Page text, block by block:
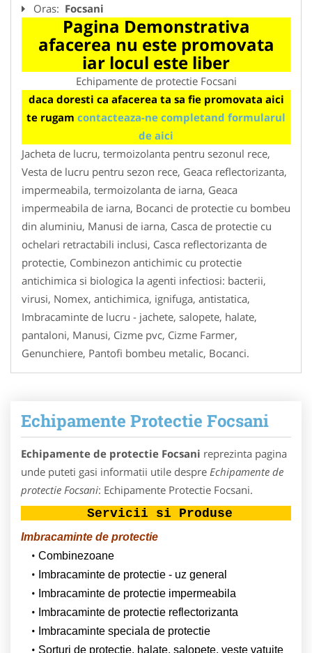
Oras: Focsani
Pagina Demonstrativa
afacerea nu este promovata
iar locul este liber
Echipamente de protectie Focsani
daca doresti ca afacerea ta sa fie promovata aici
te rugam contacteaza-ne completand formularul
de aici
Jacheta de lucru, termoizolanta pentru sezonul rece,
Vesta de lucru pentru sezon rece, Geaca reflectorizanta,
impermeabila, termoizolanta de iarna, Geaca
impermeabila de iarna, Bocanci de protectie cu bombeu
din aluminiu, Manusi de iarna, Casca de protectie cu
ochelari retractabili inclusi, Casca reflectorizanta de
protectie, Combinezon antichimic cu protectie
antichimica si biologica la agenti infectiosi: bacterii,
virusi, Nomex, antichimica, ignifuga, antistatica,
Imbracaminte de lucru - jachete, salopete, halate,
pantaloni, Manusi, Cizme pvc, Cizme Farmer,
Genunchiere, Pantofi bombeu metalic, Bocanci.
Echipamente Protectie Focsani
Echipamente de protectie Focsani reprezinta pagina
unde puteti gasi informatii utile despre Echipamente de
protectie Focsani: Echipamente Protectie Focsani.
Servicii si Produse
Imbracaminte de protectie
Combinezoane
Imbracaminte de protectie - uz general
Imbracaminte de protectie impermeabila
Imbracaminte de protectie reflectorizanta
Imbracaminte speciala de protectie
Sorturi de protectie, halate, salopete, veste vatuite